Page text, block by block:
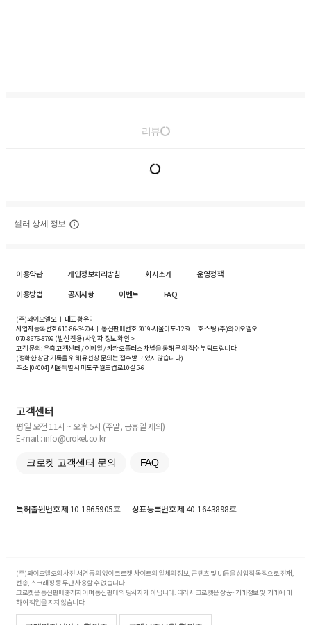
리뷰
셀러 상세 정보
이용약관 개인정보처리방침 회사소개
운영정책
이용방법
공지사항 이벤트 FAQ
(주)와이오엘오 ㅣ 대표 황유미
사업자등록번호610-86-34204ㅣ 통신판매번호 2019-서울마포-1239 ㅣ 호스팅 (주)와이오엘오
070-8676-8799 (발신 전용)사업자 정보 확인 >
고객 문의: 우측 고객센터 / 이메일 / 카카오플러스 채널을 통해 문의 접수 부탁드립니다.
(정확한 상담 기록을 위해 유선상 문의는 접수받고 있지 않습니다)
주소 [04004] 서울특별시 마포구 월드컵로10길5-6
고객센터
평일 오전 11시 ~ 오후 5시 (주말, 공휴일 제외)
E-mail : info@croket.co.kr
크로켓 고객센터 문의 FAQ
특허출원번호제 10-1865905호 상표등록번호제 40-1643898호
(주)와이오엘오의 사전 서면 동의 없이 크로켓 사이트의 일체의 정보, 콘텐츠 및 UI등을 상업적 목적으로 전재,
전송, 스크래핑 등 무단 사용할 수 없습니다.
크로켓은 통신판매중개자이며 통신판매의 당사자가 아닙니다. 따라서 크로켓은 상품·거래정보 및 거래에 대
하여 책임을 지지 않습니다.